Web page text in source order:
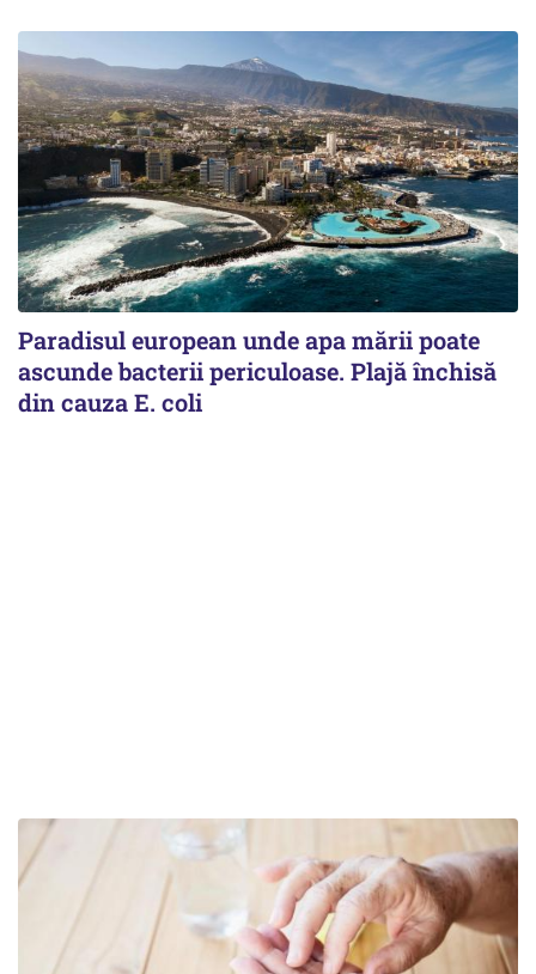
Paradisul european unde apa mării poate
ascunde bacterii periculoase. Plajă închisă
din cauza E. coli